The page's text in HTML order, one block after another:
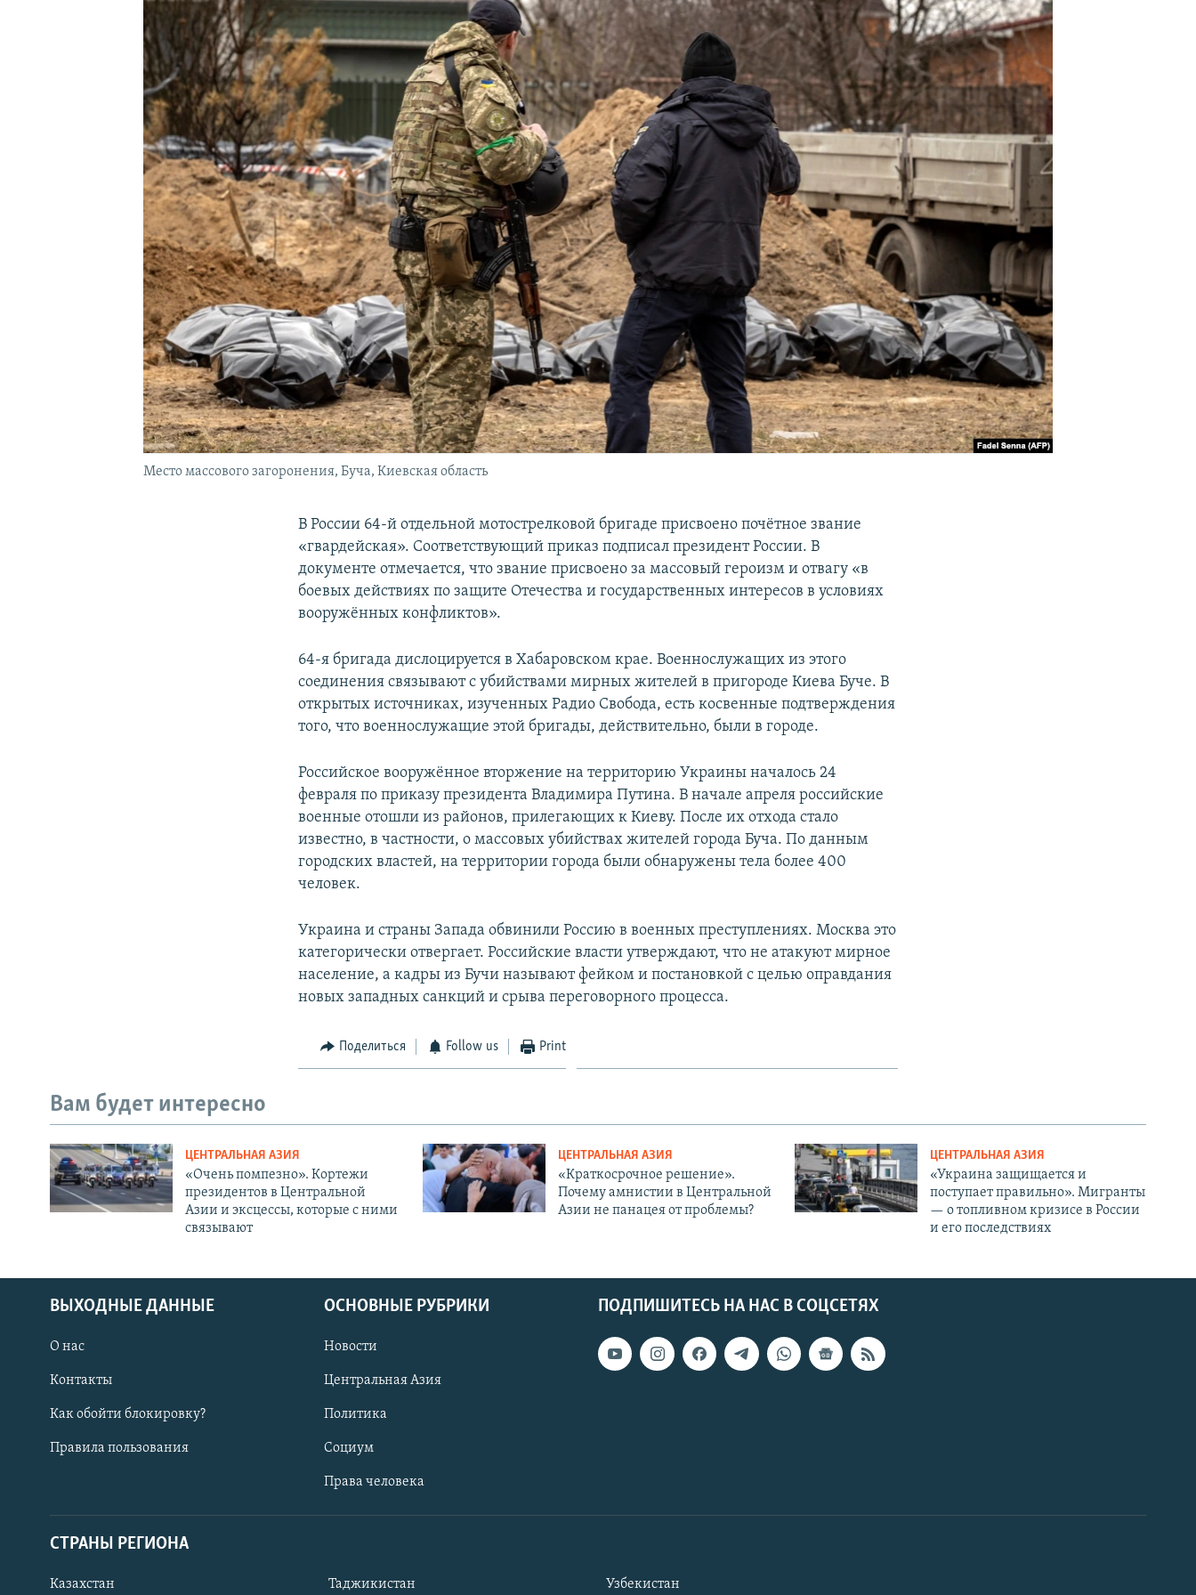
Место массового загоронения, Буча, Киевская область
В России 64-й отдельной мотострелковой бригаде присвоено почётное звание
«гвардейская». Соответствующий приказ подписал президент России. В
документе отмечается, что звание присвоено за массовый героизм и отвагу «в
боевых действиях по защите Отечества и государственных интересов в условиях
вооружённых конфликтов».
64-я бригада дислоцируется в Хабаровском крае. Военнослужащих из этого
соединения связывают с убийствами мирных жителей в пригороде Киева Буче. В
открытых источниках, изученных Радио Свобода, есть косвенные подтверждения
того, что военнослужащие этой бригады, действительно, были в городе.
Российское вооружённое вторжение на территорию Украины началось 24
февраля по приказу президента Владимира Путина. В начале апреля российские
военные отошли из районов, прилегающих к Киеву. После их отхода стало
известно, в частности, о массовых убийствах жителей города Буча. По данным
городских властей, на территории города были обнаружены тела более 400
человек.
Украина и страны Запада обвинили Россию в военных преступлениях. Москва это
категорически отвергает. Российские власти утверждают, что не атакуют мирное
население, а кадры из Бучи называют фейком и постановкой с целью оправдания
новых западных санкций и срыва переговорного процесса.
Поделиться Follow us Print
Вам будет интересно
ЦЕНТРАЛЬНАЯ АЗИЯ
«Очень помпезно». Кортежи
президентов в Центральной
Азии и эксцессы, которые с ними
связывают
ЦЕНТРАЛЬНАЯ АЗИЯ
«Краткосрочное решение».
Почему амнистии в Центральной
Азии не панацея от проблемы?
ЦЕНТРАЛЬНАЯ АЗИЯ
«Украина защищается и
поступает правильно». Мигранты
— о топливном кризисе в России
и его последствиях
ПОДПИШИТЕСЬ НА НАС В СОЦСЕТЯХ
ВЫХОДНЫЕ ДАННЫЕ
О нас
Контакты
Как обойти блокировку?
Правила пользования
ОСНОВНЫЕ РУБРИКИ
Новости
Центральная Азия
Политика
Социум
Права человека
СТРАНЫ РЕГИОНА
Казахстан Таджикистан Узбекистан